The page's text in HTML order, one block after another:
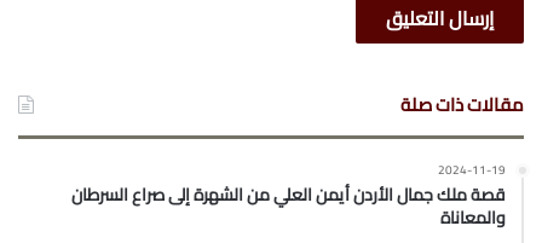
مقالات ذات صلة
2024-11-19
قصة ملك جمال الأردن أيمن العلي من الشهرة إلى صراع السرطان
والمعاناة